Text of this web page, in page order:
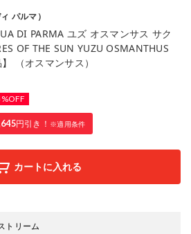
パルマ）
DI PARMA ユズ オスマンサス サク
OF THE SUN YUZU OSMANTHUS
（オスマンサス）
円引き！ ※適用条件
カートに入れる
トリーム